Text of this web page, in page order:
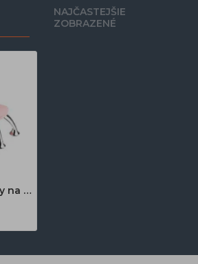
NAJČASTEJŠIE
ZOBRAZENÉ
Podložka pod ruky na manikúru ružová